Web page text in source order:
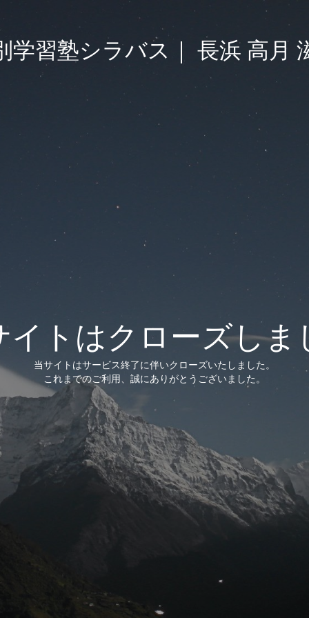
学習塾シラバス｜ 長浜 高月
イトはクローズしま
当サイトはサービス終了に伴いクローズいたしました。
これまでのご利用、誠にありがとうございました。